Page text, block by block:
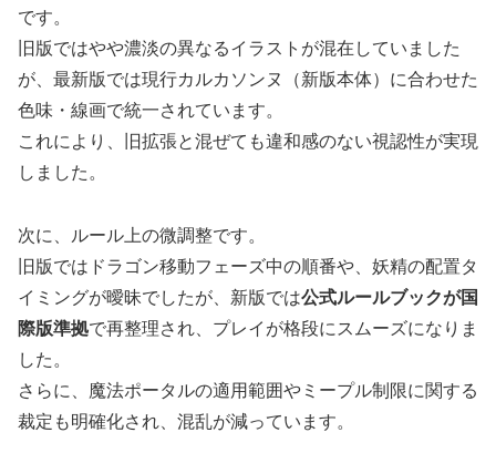
です。
旧版ではやや濃淡の異なるイラストが混在していました
が、最新版では現行カルカソンヌ（新版本体）に合わせた
色味・線画で統一されています。
これにより、旧拡張と混ぜても違和感のない視認性が実現
しました。
次に、ルール上の微調整です。
旧版ではドラゴン移動フェーズ中の順番や、妖精の配置タ
イミングが曖昧でしたが、新版では公式ルールブックが国
際版準拠で再整理され、プレイが格段にスムーズになりま
した。
さらに、魔法ポータルの適用範囲やミープル制限に関する
裁定も明確化され、混乱が減っています。